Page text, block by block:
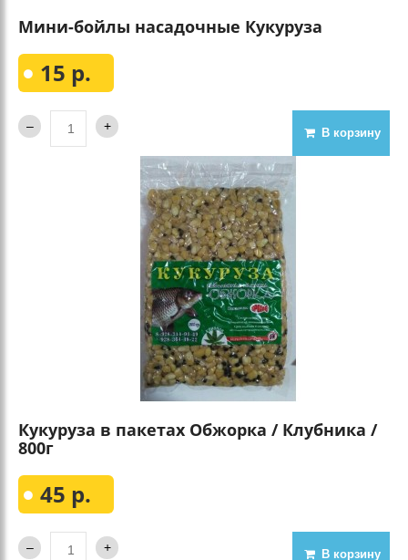
Мини-бойлы насадочные Кукуруза
15 р.
В корзину
Кукуруза в пакетах Обжорка / Клубника /
800г
45 р.
В корзину